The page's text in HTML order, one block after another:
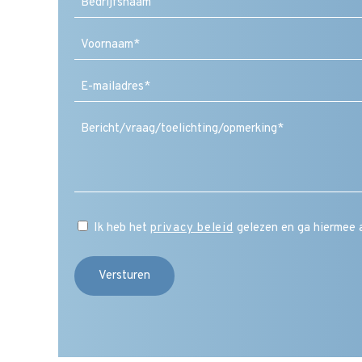
Ik heb het privacy beleidgelezen en ga hiermee